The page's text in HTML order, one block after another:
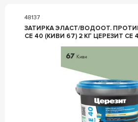
48137
ЗАТИРКА ЭЛАСТ/ВОДООТ.
СЕ 40 (КИВИ 67) 2 КГ ЦЕРЕЗИТ CE